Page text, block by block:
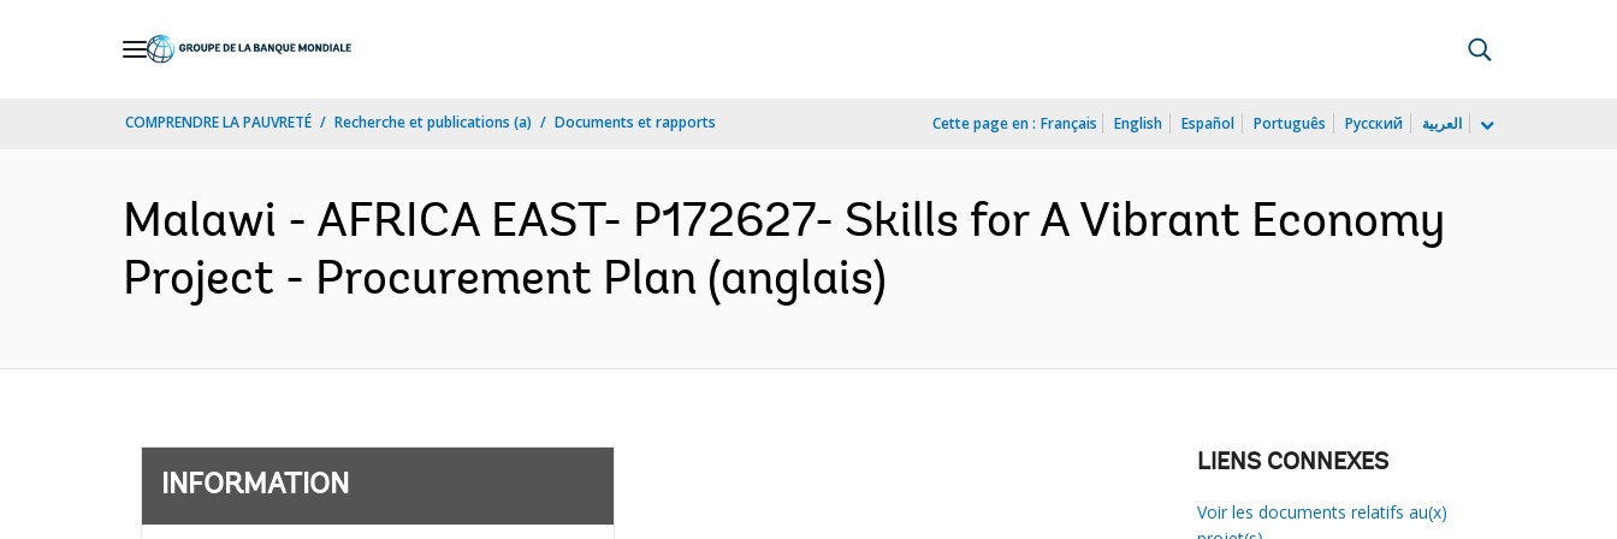
COMPRENDRE LA PAUVRETÉ Recherche et publications (a) Documents et rapports Cette page en : Français English Español Português Русский العربية
Malawi - AFRICA EAST- P172627- Skills for A Vibrant Economy
Project - Procurement Plan (anglais)
INFORMATION
LIENS CONNEXES
Voir les documents relatifs au(x)